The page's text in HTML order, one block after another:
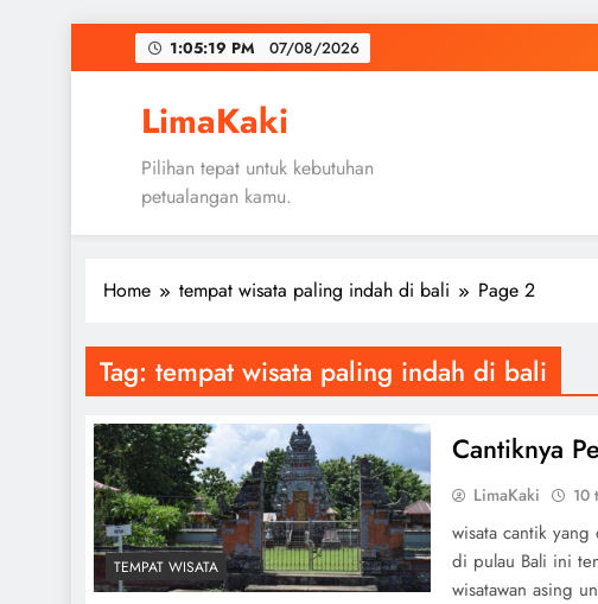
to
1:05:20 PM 07/08/2026
LimaKaki
Pilihan tepat untuk kebutuhan
petualangan kamu.
Home tempat wisata paling indah di bali Page 2
Tag: tempat wisata paling indah di bali
TEMPAT WISATA
Cantiknya
LimaKaki 10
wisata cantik
di pulau Bali ini
wisatawan asing